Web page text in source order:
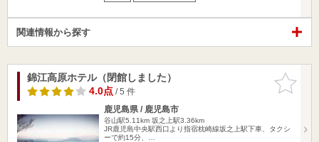
関連情報から探す
お気に入
りに追加
錦江高原ホテル（閉館しました）
4.0点/ 5 件
鹿児島県 / 鹿児島市
谷山駅5.11km 坂之上駅3.36km
JR鹿児島中央駅西口より指宿枕崎線坂之上駅下車、タクシ
ーで約15分、…